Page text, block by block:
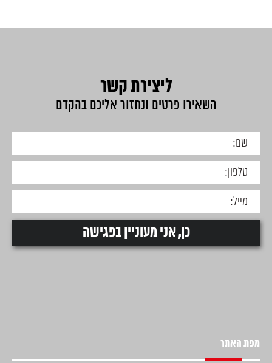
ליצירת קשר
השאירו פרטים ונחזור אליכם בהקדם
מפת האתר